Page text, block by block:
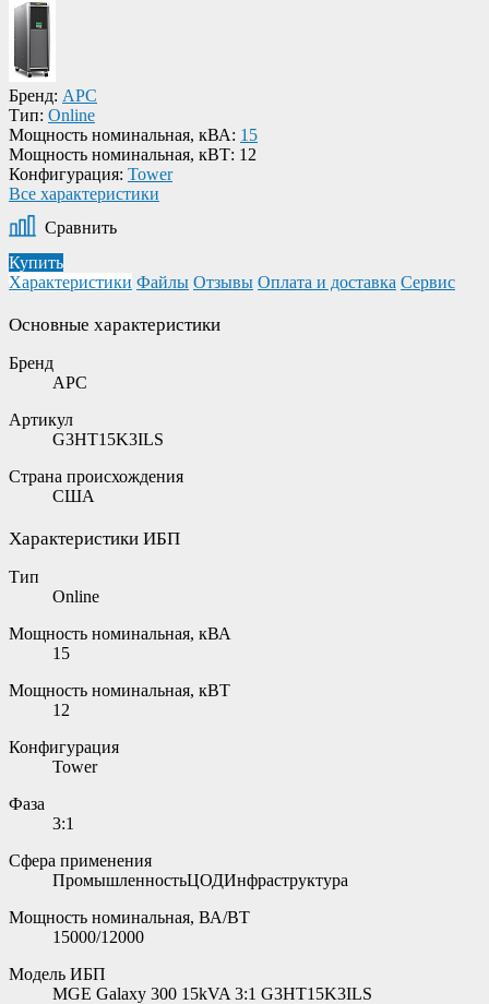
Бренд: APC
Тип: Online
Мощность номинальная, кВА: 15
Мощность номинальная, кВТ: 12
Конфигурация: Tower
Все характеристики
Сравнить
Купить
Характеристики Файлы Отзывы Оплата и доставка Сервис
Основные характеристики
Бренд
APC
Артикул
G3HT15K3ILS
Страна происхождения
США
Характеристики ИБП
Тип
Online
Мощность номинальная, кВА
15
Мощность номинальная, кВТ
12
Конфигурация
Tower
Фаза
3:1
Сфера применения
ПромышленностьЦОДИнфраструктура
Мощность номинальная, ВА/ВТ
15000/12000
Модель ИБП
MGE Galaxy 300 15kVA 3:1 G3HT15K3ILS